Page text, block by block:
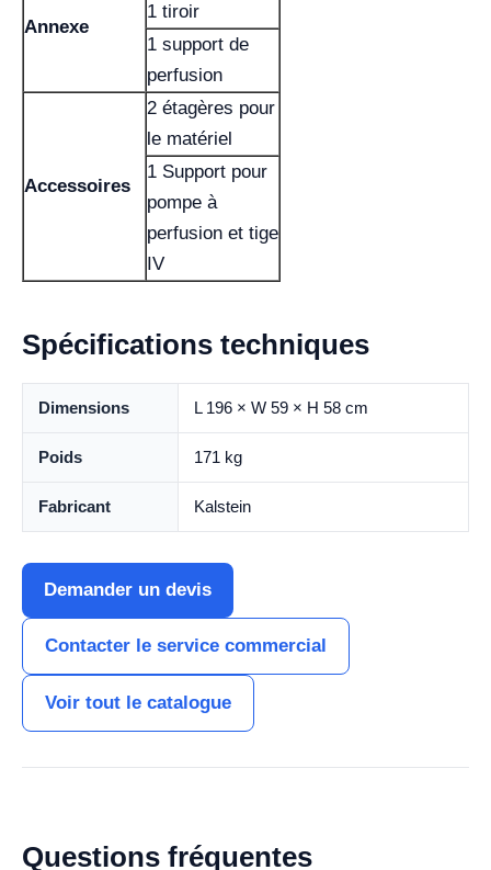
Annexe
1 tiroir
1 support de
perfusion
Accessoires
2 étagères pour
le matériel
1 Support pour
pompe à
perfusion et tige
IV
Spécifications techniques
Dimensions L 196 × W 59 × H 58 cm
Poids 171 kg
Fabricant Kalstein
Demander un devis
Contacter le service commercial
Voir tout le catalogue
Questions fréquentes